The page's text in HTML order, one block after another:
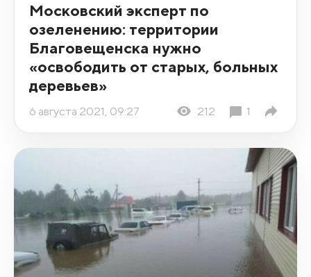
Московский эксперт по
озеленению: территории
Благовещенска нужно
«освободить от старых, больных
деревьев»
6 августа 2021, 09:27 212 1